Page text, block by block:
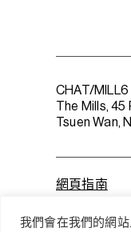
我們會在我們的網
CHAT/
The Mills, 45
Tsuen Wan,
網頁指南